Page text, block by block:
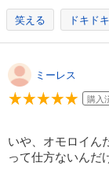
笑える ドキド
ミーレス
購入
いや、オモロイん
って仕方ないんだ